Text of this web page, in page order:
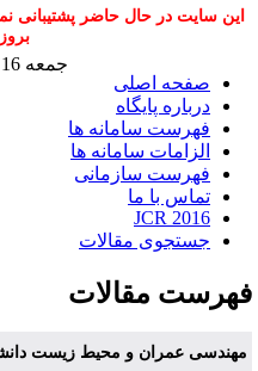
این سایت در حال حاضر پشتیبانی
بروز
صفحه اصلی
درباره پایگاه
فهرست سامانه ها
الزامات سامانه ها
فهرست سازمانی
تماس با ما
JCR 2016
جستجوی مقالات
جمعه 16 مرداد 1405
مقالات
مهندسی عمران و محیط زیست